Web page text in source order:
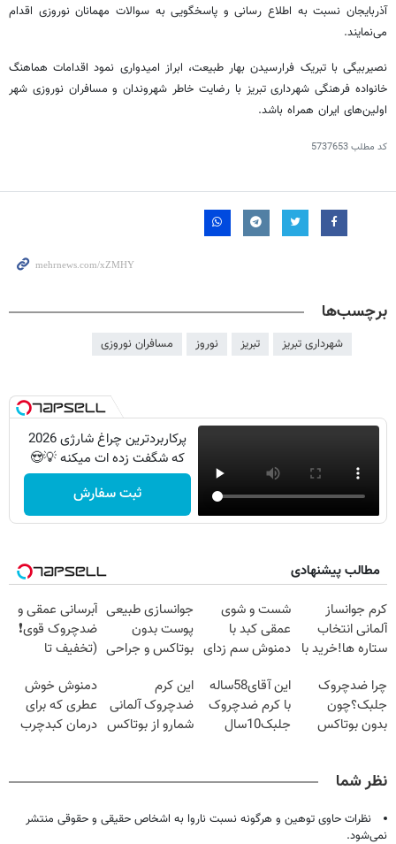
آذربایجان نسبت به اطلاع رسانی و پاسخگویی به سوالات مهمانان نوروزی اقدام
می‌نمایند.
نصیربیگی با تبریک فرارسیدن بهار طبیعت، ابراز امیدواری نمود اقدامات هماهنگ
خانواده فرهنگی شهرداری تبریز با رضایت خاطر شهروندان و مسافران نوروزی شهر
اولین‌های ایران همراه باشد.
کد مطلب5737653
برچسب‌ها
شهرداری تبریز تبریز نوروز مسافران نوروزی
پرکاربردترین چراغ شارژی 2026
که شگفت زده ات میکنه 💡😍
ثبت سفارش
مطالب پیشنهادی
کرم جوانساز
آلمانی انتخاب
ستاره ها!خرید با
شست و شوی
عمقی کبد با
دمنوش سم زدای
جوانسازی طبیعی
پوست بدون
بوتاکس و جراحی
تخفیف ویژه
آبرسانی عمقی و
ضدچروک قوی❗
(تخفیف تا
چرا ضدچروک
جلبک؟چون
بدون بوتاکس
این آقای58ساله
با کرم ضدچروک
جلبک10سال
تخفیف)
این کرم
ضدچروک آلمانی
شمارو از بوتاکس
امشب)
دمنوش خوش
عطری که برای
درمان کبدچرب
نظر شما
نظرات حاوی توهین و هرگونه نسبت ناروا به اشخاص حقیقی و حقوقی منتشر
نمی‌شود.